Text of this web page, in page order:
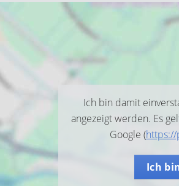
Ich bin damit
angezeigt werden. Es
Google (https://
Ich